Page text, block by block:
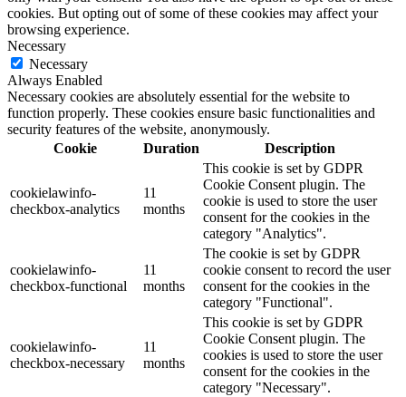
cookies. But opting out of some of these cookies may affect your
browsing experience.
Necessary
Necessary
Always Enabled
Necessary cookies are absolutely essential for the website to
function properly. These cookies ensure basic functionalities and
security features of the website, anonymously.
Cookie
Duration Description
cookielawinfo-
checkbox-analytics
11
months
This cookie is set by GDPR
Cookie Consent plugin. The
cookie is used to store the user
consent for the cookies in the
category "Analytics".
cookielawinfo-
checkbox-functional
11
months
The cookie is set by GDPR
cookie consent to record the user
consent for the cookies in the
category "Functional".
cookielawinfo-
checkbox-necessary
11
months
This cookie is set by GDPR
Cookie Consent plugin. The
cookies is used to store the user
consent for the cookies in the
category "Necessary".